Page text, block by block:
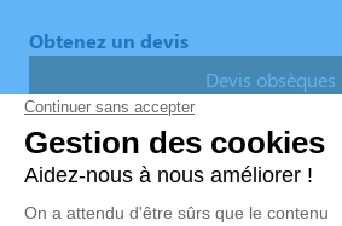
Obtenez un devis
Devis obsèques
Devis prévoyance
Devis marbrerie